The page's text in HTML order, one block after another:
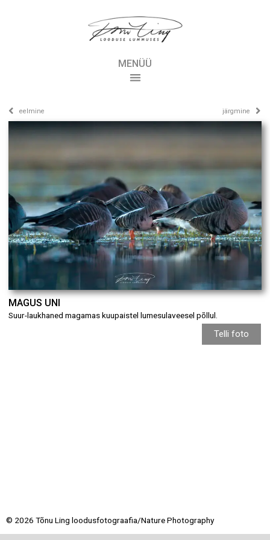
MENÜÜ
eelmine järgmine
MAGUS UNI
Suur-laukhaned magamas kuupaistel lumesulaveesel põllul.
Telli foto
© 2026 Tõnu Ling loodusfotograafia/Nature Photography